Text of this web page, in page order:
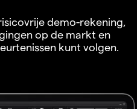
demo-rekening,
op de markt en
kunt volgen.